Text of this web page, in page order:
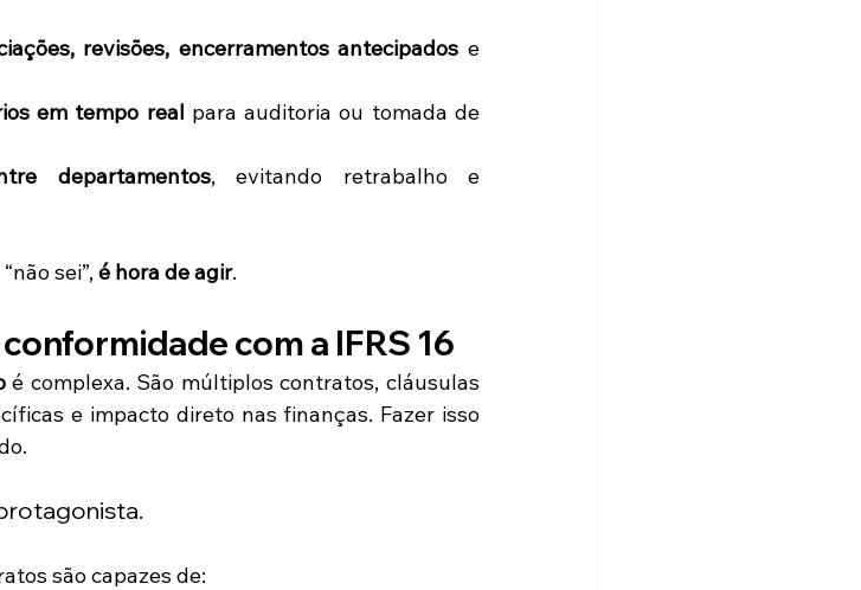
revisões, encerramentos antecipados e
em tempo real para auditoria ou tomada de
departamentos, evitando retrabalho e
sei”, é hora de agir.
com a IFRS 16
é complexa. São múltiplos contratos, cláusulas
e impacto direto nas finanças. Fazer isso
são capazes de: